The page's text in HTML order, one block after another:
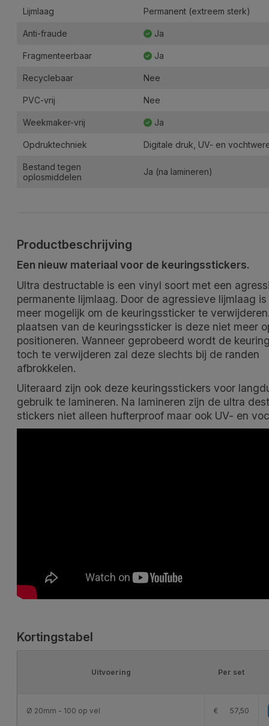
Lijmlaag Permanent (extreem sterk)
Anti-fraude Ja
Fragmenteerbaar Ja
Recyclebaar Nee
PVC-vrij Nee
Weekmaker-vrij Ja
Opdruktechniek Digitale druk, UV- en
Bestand tegen
oplosmiddelen
Ja (na lamineren)
Productbeschrijving
Een nieuw materiaal voor de keuringsstickers.
Ultra destructable is een vinyl soort met een
permanente lijmlaag. Door de agressieve lijmlaag
meer mogelijk om de keuringssticker te
plaatsen van de keuringssticker is deze niet meer
positioneren. Wanneer geprobeerd wordt de
toch te verwijderen zal deze slechts bij de randen
afbrokkelen.
Uiteraard zijn ook deze keuringsstickers voor
gebruik te lamineren. Na lamineren zijn de ultra
stickers niet alleen hufterproof maar ook UV- en
Kortingstabel
Uitvoering Per set
Ø 20mm - 100 op vel € 57,50